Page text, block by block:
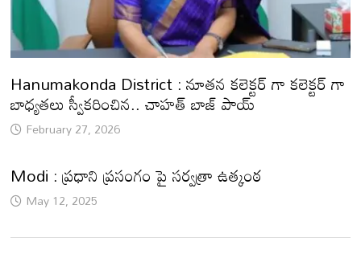
Hanumakonda District : నూతన కలెక్టర్ గా కలెక్టర్ గా
బాధ్యతలు స్వీకరించిన.. చాహత్ బాజ్ పాయ్
February 27, 2026
Modi : ప్రధాని ప్రసంగం పై సర్వత్రా ఉత్కంఠ
May 12, 2025